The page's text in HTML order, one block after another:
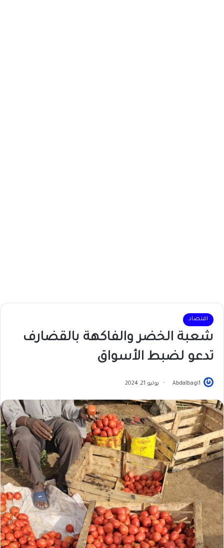
اقتصاد
شعبة الخضر والفاكهة بالقضارف
تدعو لضبط الأسواق
Abdalbagi1 يوليو 21, 2024